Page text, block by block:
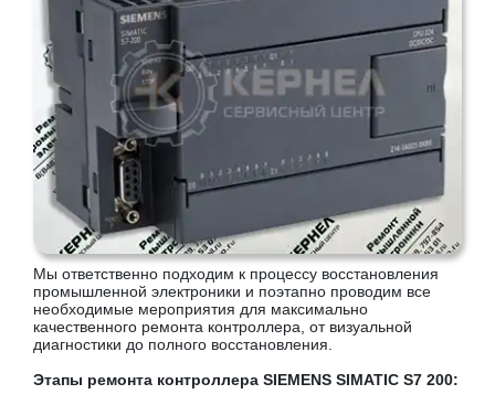
Мы ответственно подходим к процессу восстановления
промышленной электроники и поэтапно проводим все
необходимые мероприятия для максимально
качественного ремонта контроллера, от визуальной
диагностики до полного восстановления.
Этапы ремонта контроллера SIEMENS SIMATIC S7 200: